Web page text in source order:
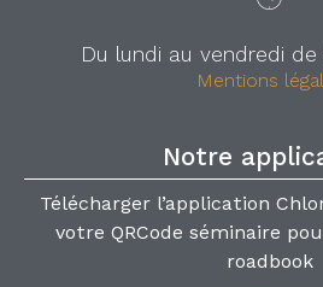
Du lundi au vendredi
Mentions
Notre
Télécharger l’application
votre QRCode séminaire
roadbook